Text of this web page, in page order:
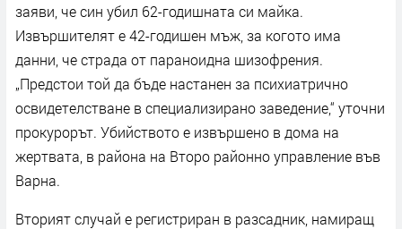
заяви, че син убил 62-годишната си майка.
Извършителят е 42-годишен мъж, за когото има
данни, че страда от параноидна шизофрения.
„Предстои той да бъде настанен за психиатрично
освидетелстване в специализирано заведение,“ уточни
прокурорът. Убийството е извършено в дома на
жертвата, в района на Второ районно управление във
Варна.
Вторият случай е регистриран в разсадник, намиращ